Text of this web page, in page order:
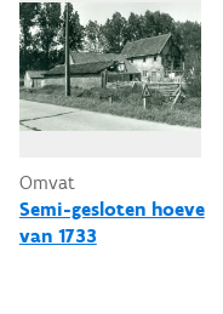
Omvat
Semi-gesloten hoeve
van 1733